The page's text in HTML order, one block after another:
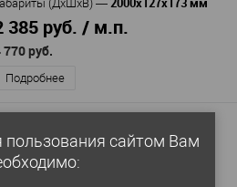
Габариты (ДхШхВ) —
385 руб. / м.п.
770 руб.
Подробнее
Карниз Orac Decor C371
(ДхШхВ)
сайтом Вам